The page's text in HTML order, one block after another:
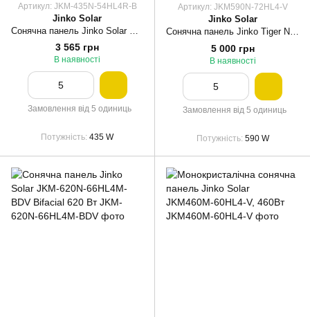
Артикул: JKM-435N-54HL4R-B
Jinko Solar
3 565 грн
В наявності
Замовлення від 5 одиниць
Потужність 435 W
Артикул: JKM590N-72HL4-V
Jinko Solar
Сонячна панель Jinko Tiger Neo JKM590N-72HL4-BDV 590 Вт
5 000 грн
В наявності
Замовлення від 5 одиниць
Потужність 590 W